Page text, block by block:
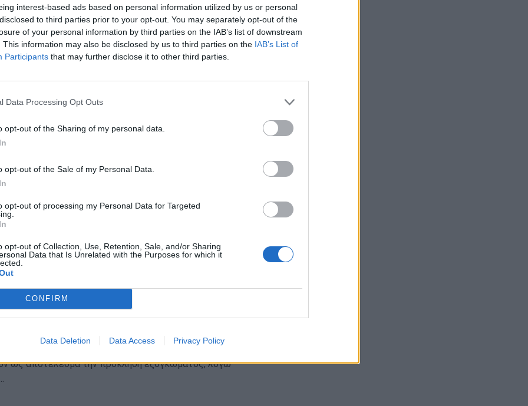
interest-based ads based on personal information utilized by us or personal
to third parties prior to your opt-out. You may separately opt-out of the
of your personal information by third parties on the IAB’s list of downstream
This information may also be disclosed by us to third parties on the IAB’s List of
Participants that may further disclose it to other third parties.
Data Processing Opt Outs
opt-out of the Sharing of my personal data.
opt-out of the Sale of my Personal Data.
opt-out of processing my Personal Data for Targeted
opt-out of Collection, Use, Retention, Sale, and/or Sharing
Data that Is Unrelated with the Purposes for which it
CONFIRM
Data Deletion Data Access Privacy Policy
στον εγκέφαλο: Συμπτώματα και
σε ένα αιμοφόρο αγγείο στον εγκέφαλο. Δυστυχώς,
εγκεφάλου: Ποια είναι τα ένοχα
εγκεφάλου είναι το φούσκωμα της αρτηρίας που
που "μαρτυρούν" ανεύρυσμα και
διατάσεις των αρτηριών σε ποσοστό άνω του
ως αποτέλεσμα την πρόκληση εξογκώματος, λόγω